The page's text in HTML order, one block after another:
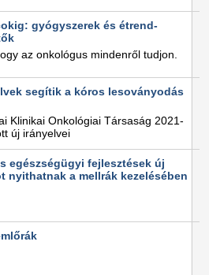
gyógyszerek és étrend-
az onkológus mindenről tudjon.
segítik a kóros lesoványodás
Klinikai Onkológiai Társaság 2021-
új irányelvei
egészségügyi fejlesztések új
nyithatnak a mellrák kezelésében